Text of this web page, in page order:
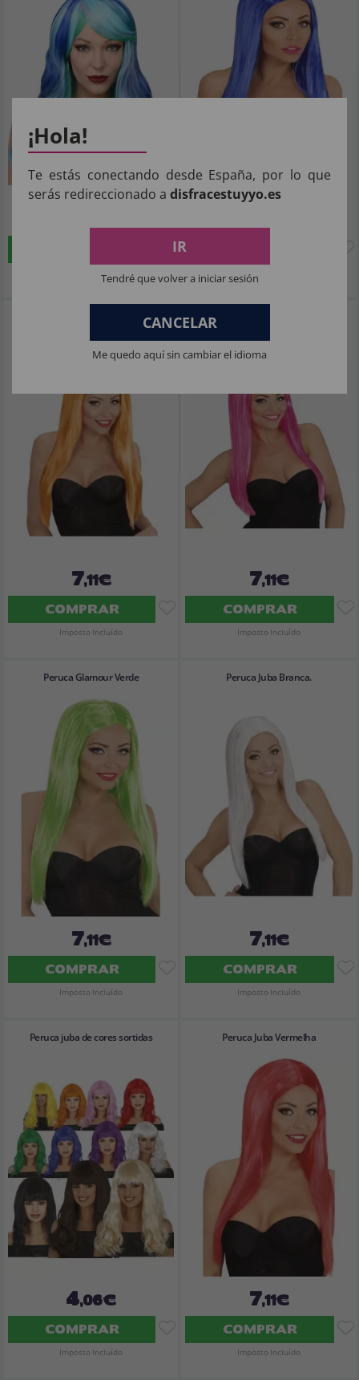
7,11€
COMPRAR
Imposto Incluído
7,11€
COMPRAR
Imposto Incluído
Peruca Glamour Verde
7,11€
COMPRAR
Imposto Incluído
Peruca Juba Branca.
7,11€
COMPRAR
Imposto Incluído
Peruca juba de cores sortidas
4,06€
COMPRAR
Imposto Incluído
Peruca Juba Vermelha
7,11€
COMPRAR
Imposto Incluído
¡Hola!
Te estás conectando desde España, por lo que
serás redireccionado a disfracestuyyo.es
IR
Tendré que volver a iniciar sesión
CANCELAR
Me quedo aquí sin cambiar el idioma